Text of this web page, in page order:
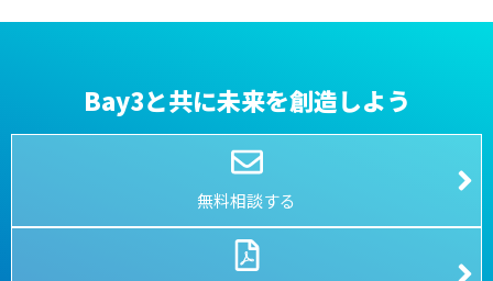
Bay3と共に未来を創造しよう
無料相談する